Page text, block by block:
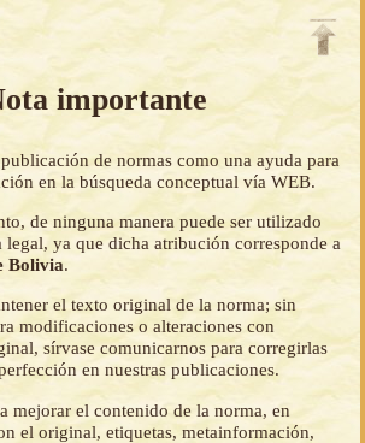
importante
de normas como una ayuda para
en la búsqueda conceptual vía WEB.
de ninguna manera puede ser utilizado
legal, ya que dicha atribución corresponde a
Bolivia.
el texto original de la norma; sin
modificaciones o alteraciones con
sírvase comunicarnos para corregirlas
en nuestras publicaciones.
mejorar el contenido de la norma, en
el original, etiquetas, metainformación,